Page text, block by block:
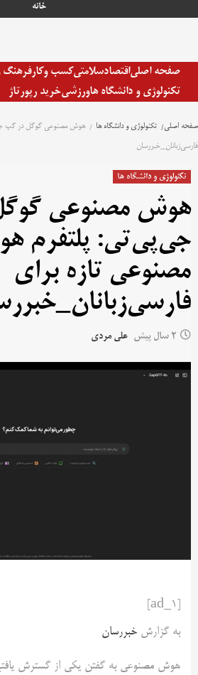
خانه
صفحه اصلیاقتصادسلامتیکسب وکارفرهنگ
تکنولوژی و دانشگاه هاورزشیخرید رپورتاژ
صفحه اصلی تکنولوژی و دانشگاه ها
هوش مصنوعی گوگل در گپ
فارسی‌زبانان_خبررسان
تکنولوژی و دانشگاه ها
هوش مصنوعی
جی‌پی‌تی: پلتفرم
مصنوعی تازه برای
2 سال پیش علی مردی
به گزارش خبررسان
هوش مصنوعی به گفتن یکی از گسترش